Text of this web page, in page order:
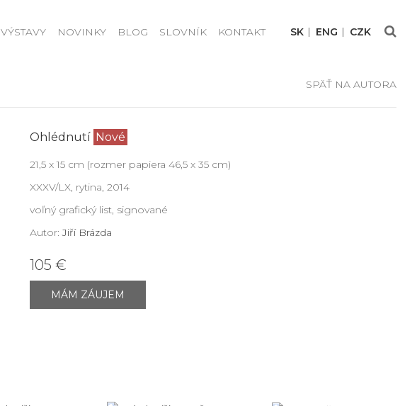
VÝSTAVY NOVINKY BLOG SLOVNÍK KONTAKT SK ENG CZK
SPÄŤ NA AUTORA
Ohlédnutí Nové
21,5 x 15 cm (rozmer papiera 46,5 x 35 cm)
XXXV/LX, rytina, 2014
voľný grafický list, signované
Autor:Jiří Brázda
105 €
MÁM ZÁUJEM